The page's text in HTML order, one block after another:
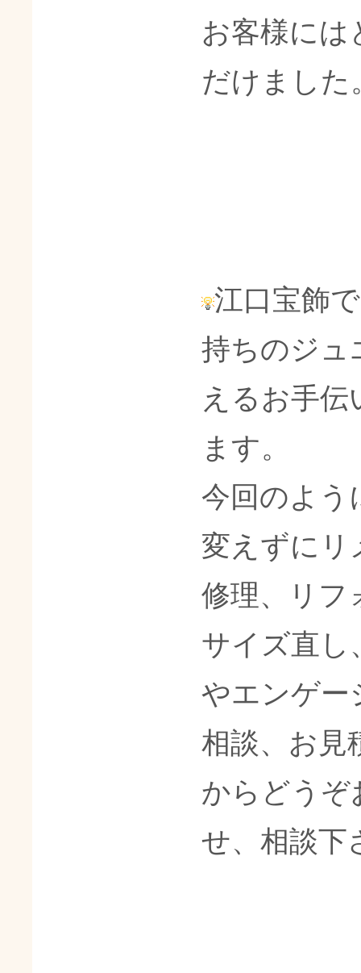
お客様には
だけました
江口宝飾
持ちのジュ
えるお手
ます。
今回のよう
変えずにリ
修理、リフ
サイズ直し
やエンゲー
相談、お見
からどうぞ
せ、相談下